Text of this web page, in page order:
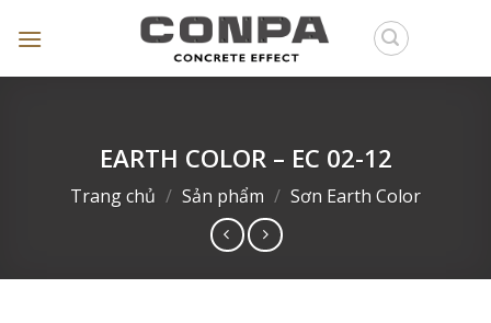
EARTH COLOR – EC 02-12
Trang chủ / Sản phẩm / Sơn Earth Color